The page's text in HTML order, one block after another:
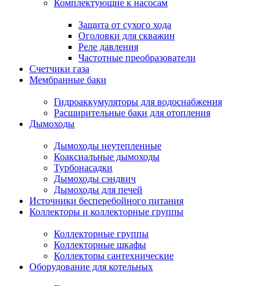
Комплектующие к насосам
Защита от сухого хода
Оголовки для скважин
Реле давления
Частотные преобразователи
Счетчики газа
Мембранные баки
Гидроаккумуляторы для водоснабжения
Расширительные баки для отопления
Дымоходы
Дымоходы неутепленные
Коаксиальные дымоходы
Турбонасадки
Дымоходы сэндвич
Дымоходы для печей
Источники бесперебойного питания
Коллекторы и коллекторные группы
Коллекторные группы
Коллекторные шкафы
Коллекторы сантехнические
Оборудование для котельных